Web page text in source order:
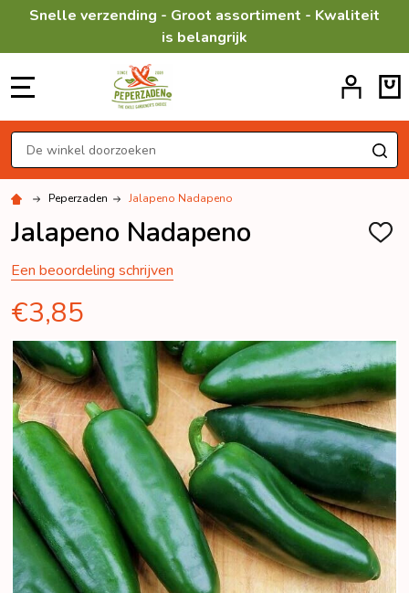
Snelle verzending - Groot assortiment - Kwaliteit
is belangrijk
Zoeken
Peperzaden Jalapeno Nadapeno
Jalapeno Nadapeno
Een beoordeling schrijven
€3,85